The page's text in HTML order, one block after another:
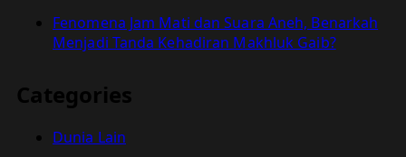
Fenomena Jam Mati dan Suara Aneh, Benarkah
Menjadi Tanda Kehadiran Makhluk Gaib?
Categories
Dunia Lain